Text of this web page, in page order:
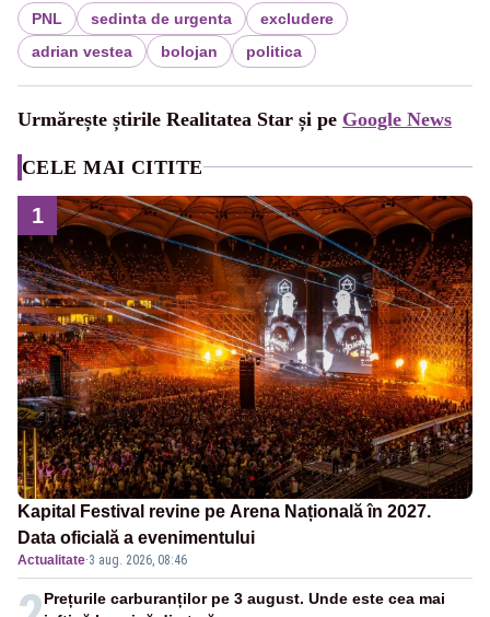
PNL sedinta de urgenta
excludere
adrian vestea
bolojan politica
Urmărește știrile Realitatea Star și pe Google News
CELE MAI CITITE
1
Kapital Festival revine pe Arena Națională în 2027.
Data oficială a evenimentului
Actualitate·3 aug. 2026, 08:46
Prețurile carburanților pe 3 august. Unde este cea mai